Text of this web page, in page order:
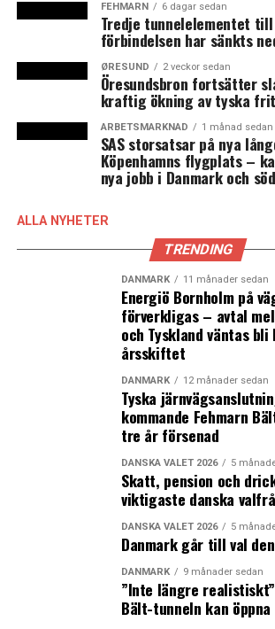
LÄS OCKSÅ:
ESS nära ett avgörande – Leijonborgs
13 miljarder till ny Metrolinje och
FEHMARN 6 dagar sedan
Tredje tunnelelementet
förbindelsen har sänkts
ØRESUND 2 veckor sedan
Öresundsbron fortsätter
kraftig ökning av tyska
ARBETSMARKNAD 1 månad sedan
SAS storsatsar på nya
Köpenhamns flygplats –
nya jobb i Danmark och
ALLA NYHETER
TRENDING
DANMARK 11 månader sedan
Energiö Bornholm på
förverkligas – avtal
och Tyskland väntas
årsskiftet
DANMARK 12 månader sedan
Tyska
kommande Fehmarn
tre år försenad
DANSKA VALET 2026 5
Skatt, pension och
viktigaste danska
DANSKA VALET 2026 5
Danmark går till val
DANMARK 9 månader sedan
”Inte längre
Bält-tunneln kan